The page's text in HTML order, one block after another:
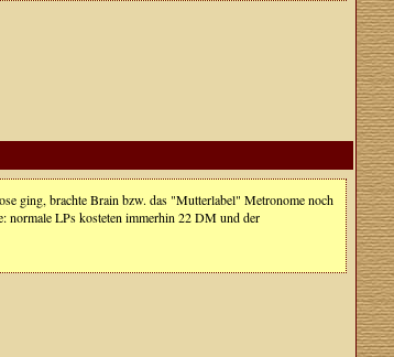
ging, brachte Brain bzw. das "Mutterlabel" Metronome noch
LPs kosteten immerhin 22 DM und der